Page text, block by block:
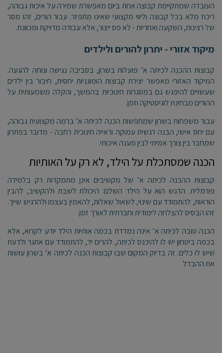
העובדה שמתקיימת קבוצה אחת ביום מאפשרת שמירה על איכות גבוהה,
ריכוז מלא בכל קבוצה וליווי מקצועי שאינו מתפזר. עבור הורים, זהו מסר
של רצינות, השקעה ואחריות - לא פס ייצור, אלא עבודה מדויקת ומכוונת.
מיקוד אזורי - יתרון להורים ולילדים
קבוצות ההכנה לכיתה א’ פועלות בשרון, בסביבה נגישה ונוחה להגעה.
המיקוד האזורי מאפשר יצירת קבוצות הומוגניות יחסית, חיבור בין ילדים
שעשויים להיפגש גם במסגרות חינוכיות בהמשך, והקלה משמעותית על
ההורים מבחינת לוגיסטיקה וזמן.
עבור משפחות בשרון שמחפשות הכנה לכיתה א’ ברמה מקצועית גבוהה,
עם יחס אישי, הבנה רגשית עמוקה וראייה חינוכית רחבה - מדובר בפתרון
שמחבר בין צורך אמיתי לבין מענה איכותי.
הכנה שמסתכלת על הילד, לא רק על האותיות
קבוצות ההכנה לכיתה א’ של מקשיבים אינן מתמקדות רק בלמידה
פורמלית. הדגש הוא על הילד השלם: היכולת לשבת ולהקשיב, להבין
הוראות, להתמודד עם שינוי, לשאול שאלות, להאמין בעצמו ולהרגיש שייך.
זהו הבסיס להצלחה לימודית וחברתית לאורך זמן.
הכנה טובה לכיתה א’ אינה נמדדת בכמה אותיות הילד יודע לקרוא, אלא
בכמה ביטחון יש לו להיכנס לכיתה, להרים יד, להתמודד עם אתגר ולדעת
שיש לו כלים. זה בדיוק המקום שבו קבוצות הכנה לכיתה א’ בשרון עושות
את ההבדל.